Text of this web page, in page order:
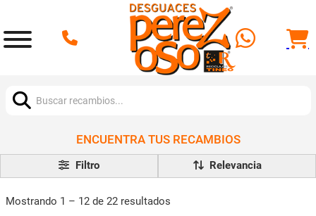
ENCUENTRA TUS RECAMBIOS
Filtro
Mostrando 1 – 12 de 22 resultados